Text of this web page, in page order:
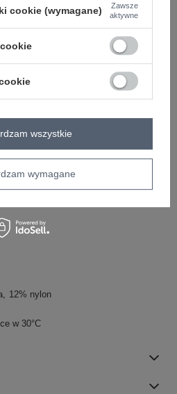
12% nylon
w 30°C
cookie (wymagane)
Zawsze
aktywne
wymagane
wszystkie